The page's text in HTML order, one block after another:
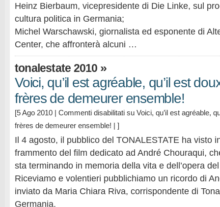
Heinz Bierbaum, vicepresidente di Die Linke, sul
cultura politica in Germania;
Michel Warschawski, giornalista ed esponente di
Center, che affronterà alcuni …
tonalestate 2010 »
Voici, qu’il est agréable, qu’il est
frères de demeurer ensemble!
[5 Ago 2010 | Commenti disabilitati su Voici, qu’il est agréable,
frères de demeurer ensemble! | ]
Il 4 agosto, il pubblico del TONALESTATE ha visto
frammento del film dedicato ad André Chouraqui,
sta terminando in memoria della vita e dell’opera
Riceviamo e volentieri pubblichiamo un ricordo di
inviato da Maria Chiara Riva, corrispondente di
Germania.